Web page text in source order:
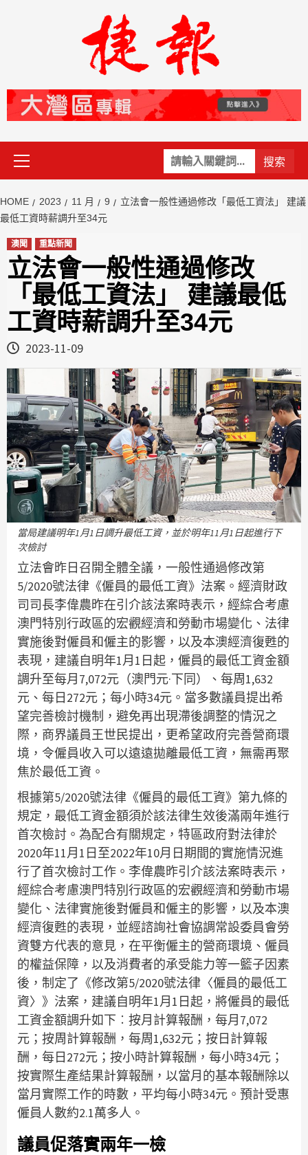
關
鍵
Primary
Menu
HOME 2023 11 月 9
立法會一般性通過修改「最低工資法」 建議
最低工資時薪調升至34元
澳聞 重點新聞
立法會一般性通過修改
「最低工資法」 建議最低
工資時薪調升至34元
2023-11-09
當局建議明年1月1日調升最低工資，並於明年11月1日起進行下
次檢討
立法會昨日召開全體全議，一般性通過修改第
5/2020號法律《僱員的最低工資》法案。經濟財政
司司長李偉農昨在引介該法案時表示，經綜合考慮
澳門特別行政區的宏觀經濟和勞動市場變化、法律
實施後對僱員和僱主的影響，以及本澳經濟復甦的
表現，建議自明年1月1日起，僱員的最低工資金額
調升至每月7,072元（澳門元·下同）、每周1,632
元、每日272元；每小時34元。當多數議員提出希
望完善檢討機制，避免再出現滯後調整的情況之
際，商界議員王世民提出，更希望政府完善營商環
境，令僱員收入可以遠遠拋離最低工資，無需再聚
焦於最低工資。
根據第5/2020號法律《僱員的最低工資》第九條的
規定，最低工資金額須於該法律生效後滿兩年進行
首次檢討。為配合有關規定，特區政府對法律於
2020年11月1日至2022年10月日期間的實施情況進
行了首次檢討工作。李偉農昨引介該法案時表示，
經綜合考慮澳門特別行政區的宏觀經濟和勞動市場
變化、法律實施後對僱員和僱主的影響，以及本澳
經濟復甦的表現，並經諮詢社會協調常設委員會勞
資雙方代表的意見，在平衡僱主的營商環境、僱員
的權益保障，以及消費者的承受能力等一籃子因素
後，制定了《修改第5/2020號法律〈僱員的最低工
資〉》法案，建議自明年1月1日起，將僱員的最低
工資金額調升如下︰按月計算報酬，每月7,072
元；按周計算報酬，每周1,632元；按日計算報
酬，每日272元；按小時計算報酬，每小時34元；
按實際生產結果計算報酬，以當月的基本報酬除以
當月實際工作的時數，平均每小時34元。預計受惠
僱員人數約2.1萬多人。
議員促落實兩年一檢